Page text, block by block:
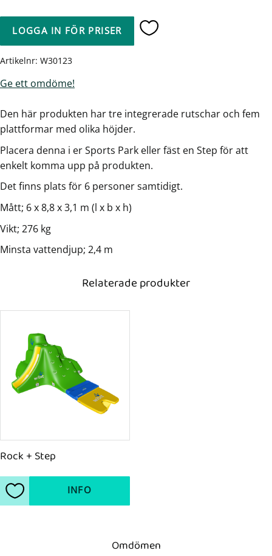
LOGGA IN FÖR PRISER Lägg till i favoriter
Artikelnr W30123
Ge ett omdöme!
Den här produkten har tre integrerade rutschar och fem
plattformar med olika höjder.
Placera denna i er Sports Park eller fäst en Step för att
enkelt komma upp på produkten.
Det finns plats för 6 personer samtidigt.
Mått; 6 x 8,8 x 3,1 m (l x b x h)
Vikt; 276 kg
Minsta vattendjup; 2,4 m
Omdömen
Relaterade produkter
Rock + Step
Lägg till i favoriter
INFO